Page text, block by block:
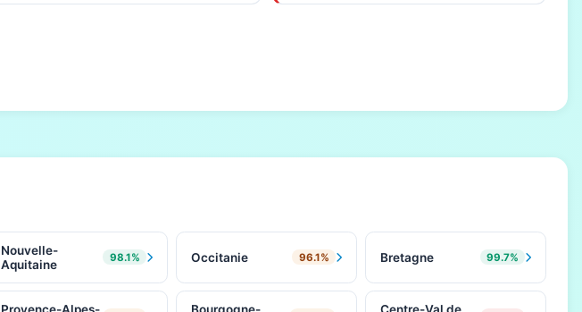
Nouvelle-
Aquitaine
98.1% Occitanie 96.1% Bretagne 99.7%